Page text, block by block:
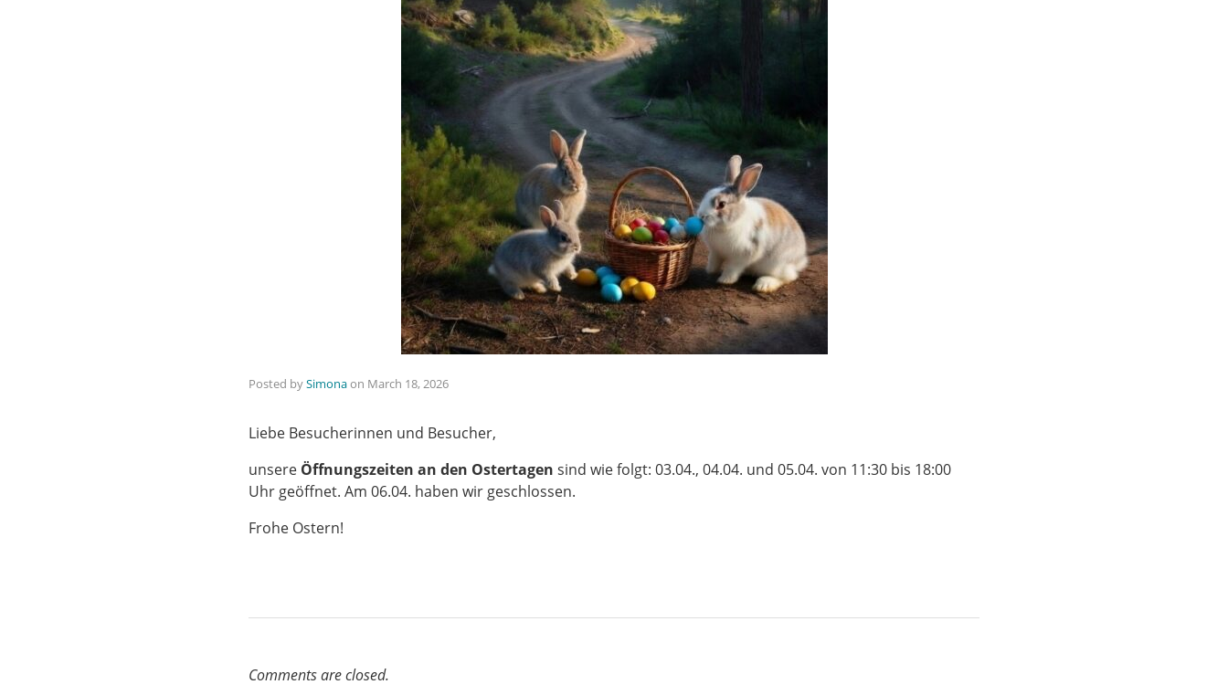
Posted bySimonaon March 18, 2026
Liebe Besucherinnen und Besucher,
unsere Öffnungszeiten an den Ostertagen sind wie folgt: 03.04., 04.04. und 05.04. von 11:30 bis 18:00
Uhr geöffnet. Am 06.04. haben wir geschlossen.
Frohe Ostern!
Comments are closed.